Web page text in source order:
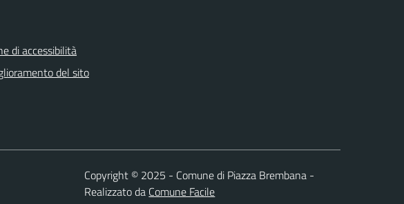
di accessibilità
del sito
Copyright © 2025 - Comune di Piazza Brembana -
Realizzato da Comune Facile